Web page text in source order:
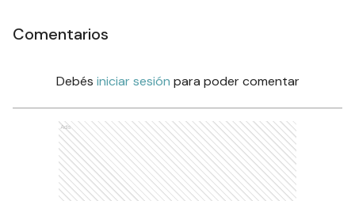
Comentarios
Debés iniciar sesión para poder comentar
Ads